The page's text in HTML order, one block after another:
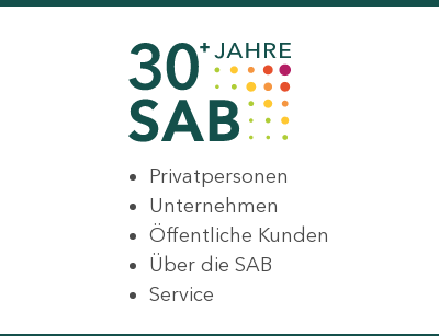
Privatpersonen
Unternehmen
Öffentliche Kunden
Über die SAB
Service